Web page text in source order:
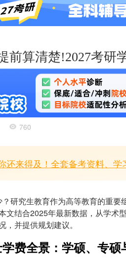
前算清楚!2027考研
760
还来得及！全套备考资料、学
研究生教育作为高等教育的重
文结合2025年最新数据，从学术
并提供规划建议。
费全景：学硕、专硕